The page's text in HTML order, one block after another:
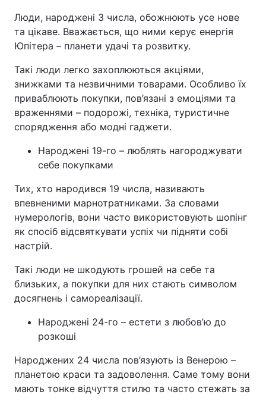
Люди, народжені 3 числа, обожнюють усе нове
та цікаве. Вважається, що ними керує енергія
Юпітера – планети удачі та розвитку.
Такі люди легко захоплюються акціями,
знижками та незвичними товарами. Особливо їх
приваблюють покупки, пов’язані з емоціями та
враженнями – подорожі, техніка, туристичне
спорядження або модні гаджети.
Народжені 19-го – люблять нагороджувати
себе покупками
Тих, хто народився 19 числа, називають
впевненими марнотратниками. За словами
нумерологів, вони часто використовують шопінг
як спосіб відсвяткувати успіх чи підняти собі
настрій.
Такі люди не шкодують грошей на себе та
близьких, а покупки для них стають символом
досягнень і самореалізації.
Народжені 24-го – естети з любов’ю до
розкоші
Народжених 24 числа пов’язують із Венерою –
планетою краси та задоволення. Саме тому вони
мають тонке відчуття стилю та часто стежать за